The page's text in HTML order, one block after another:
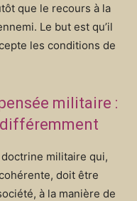
que le recours à la
Le but est qu’il
les conditions de
militaire :
militaire qui,
doit être
à la manière de